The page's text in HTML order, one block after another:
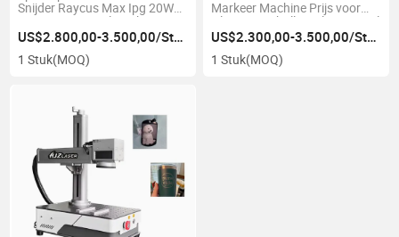
Snijder Raycus Max Ipg 20W
30W 50W Metaal Markeren
Graveren Snijden Machine
US$2.800,00-3.500,00/Stuk
1 Stuk(MOQ)
Markeer Machine Prijs voor
Glas/Zonnebrillen/Flessen/
US$2.300,00-3.500,00/Stuk
1 Stuk(MOQ)